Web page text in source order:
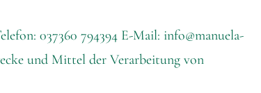
037360 794394 E-Mail: info@manuela-
und Mittel der Verarbeitung von